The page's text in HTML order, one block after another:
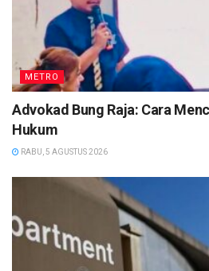
METRO
Advokad Bung Raja: Cara
Hukum
RABU, 5 AGUSTUS 2026